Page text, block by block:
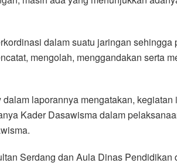
dalam suatu jaringan
mengolah, menggandakan serta
laporannya mengatakan,
Kader Dasawisma dalam
Serdang dan Aula Dinas